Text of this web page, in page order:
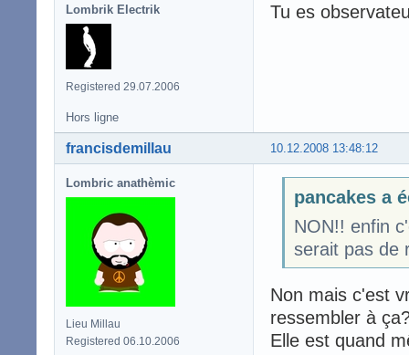
Lombrik Electrik
Registered 29.07.2006
Tu es
Hors ligne
10.12.2008 13:48:12
francisdemillau
Lombric anathèmic
Lieu Millau
Registered 06.10.2006
pancakes a
NON!! enfin
serait pas de
Non mais c'est
ressembler à
Elle est quand